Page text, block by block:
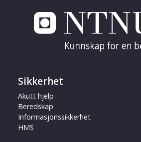
Sikkerhet
Akutt hjelp
Beredskap
Informasjonssikkerhet
HMS